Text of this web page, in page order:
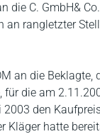
die C. GmbH&
an rangletzter
an die Beklagte,
für die am
den
Kläger hatte